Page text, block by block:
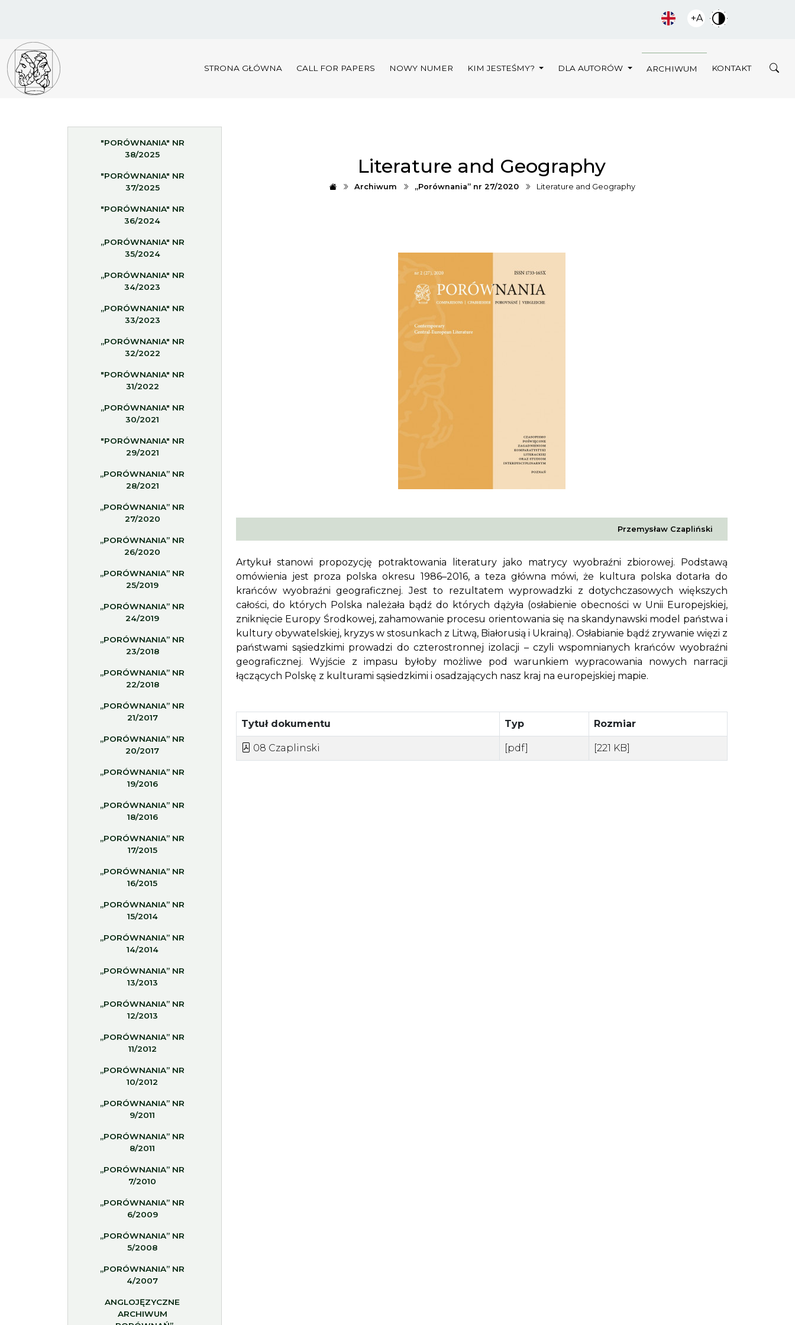
+A
STRONA GŁÓWNA CALL FOR PAPERS NOWY NUMER KIM JESTEŚMY? DLA AUTORÓW ARCHIWUM KONTAKT
"PORÓWNANIA" NR
38/2025
"PORÓWNANIA" NR
37/2025
"PORÓWNANIA" NR
36/2024
„PORÓWNANIA" NR
35/2024
„PORÓWNANIA" NR
34/2023
„PORÓWNANIA" NR
33/2023
„PORÓWNANIA" NR
32/2022
"PORÓWNANIA" NR
31/2022
„PORÓWNANIA" NR
30/2021
"PORÓWNANIA" NR
29/2021
„PORÓWNANIA” NR
28/2021
„PORÓWNANIA” NR
27/2020
„PORÓWNANIA” NR
26/2020
„PORÓWNANIA” NR
25/2019
„PORÓWNANIA” NR
24/2019
„PORÓWNANIA” NR
23/2018
„PORÓWNANIA” NR
22/2018
„PORÓWNANIA” NR
21/2017
„PORÓWNANIA” NR
20/2017
„PORÓWNANIA” NR
19/2016
„PORÓWNANIA” NR
18/2016
„PORÓWNANIA” NR
17/2015
„PORÓWNANIA” NR
16/2015
„PORÓWNANIA” NR
15/2014
„PORÓWNANIA” NR
14/2014
„PORÓWNANIA” NR
13/2013
„PORÓWNANIA” NR
12/2013
„PORÓWNANIA” NR
11/2012
„PORÓWNANIA” NR
10/2012
„PORÓWNANIA” NR
9/2011
„PORÓWNANIA” NR
8/2011
„PORÓWNANIA” NR
7/2010
„PORÓWNANIA” NR
6/2009
„PORÓWNANIA” NR
5/2008
„PORÓWNANIA” NR
4/2007
ANGLOJĘZYCZNE
ARCHIWUM
Literature and Geography
Archiwum „Porównania” nr 27/2020 Literature and Geography
Przemysław Czapliński
Artykuł stanowi propozycję potraktowania literatury jako matrycy wyobraźni zbiorowej. Podstawą
omówienia jest proza polska okresu 1986–2016, a teza główna mówi, że kultura polska dotarła do
krańców wyobraźni geograficznej. Jest to rezultatem wyprowadzki z dotychczasowych większych
całości, do których Polska należała bądź do których dążyła (osłabienie obecności w Unii Europejskiej,
zniknięcie Europy Środkowej, zahamowanie procesu orientowania się na skandynawski model państwa i
kultury obywatelskiej, kryzys w stosunkach z Litwą, Białorusią i Ukrainą). Osłabianie bądź zrywanie więzi z
państwami sąsiedzkimi prowadzi do czterostronnej izolacji – czyli wspomnianych krańców wyobraźni
geograficznej. Wyjście z impasu byłoby możliwe pod warunkiem wypracowania nowych narracji
łączących Polskę z kulturami sąsiedzkimi i osadzających nasz kraj na europejskiej mapie.
Tytuł dokumentu Typ Rozmiar
08 Czaplinski [pdf] [221 KB]